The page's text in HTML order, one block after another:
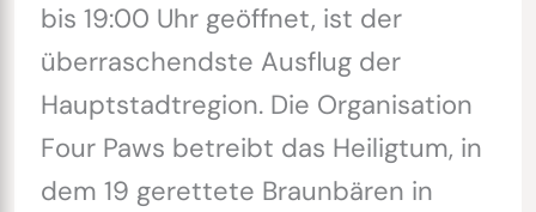
bis 19:00 Uhr geöffnet, ist der
überraschendste Ausflug der
Hauptstadtregion. Die Organisation
Four Paws betreibt das Heiligtum, in
dem 19 gerettete Braunbären in